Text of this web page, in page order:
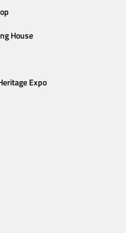
House
Expo